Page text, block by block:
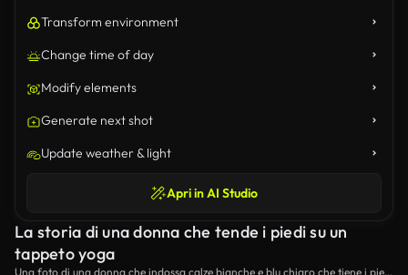
Transform environment
Change time of day
Modify elements
Generate next shot
Update weather & light
Apri in AI Studio
La storia di una donna che tende i piedi su un
tappeto yoga
Una foto di una donna che indossa calze bianche e blu chiaro che tiene i piedi